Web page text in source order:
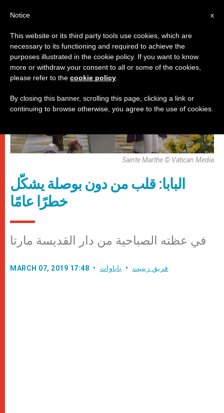
باباوات
Sainte Marthe © Vatican Media
البابا: قلب من دون بوصلة يشكّل
خطرًا عامًا
في عظته الصباحية من دار القديسة مارتا
MARCH 07, 2019 17:48 فريق زينيت باباوات
x
Notice
This website or its third party tools use cookies, which are
necessary to its functioning and required to achieve the
purposes illustrated in the cookie policy. If you want to know
more or withdraw your consent to all or some of the cookies,
please refer to the cookie policy
By closing this banner, scrolling this page, clicking a link or
continuing to browse otherwise, you agree to the use of cookies.